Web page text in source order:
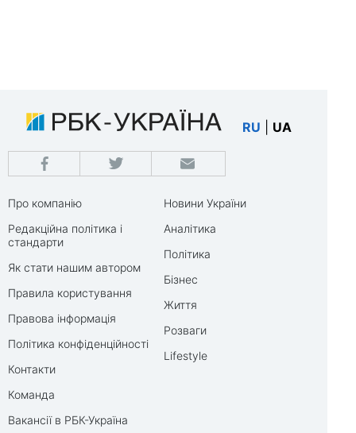
RU UA
Про компанію
Редакційна політика і
стандарти
Як стати нашим автором
Правила користування
Правова інформація
Політика конфіденційності
Контакти
Команда
Вакансії в РБК-Україна
Новини України
Аналітика
Політика
Бізнес
Життя
Розваги
Lifestyle